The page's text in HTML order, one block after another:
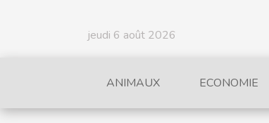
jeudi 6 août 2026
ANIMAUX ECONOMIE